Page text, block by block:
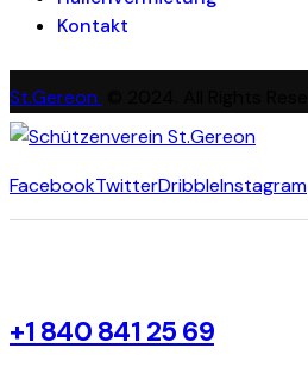
Kontakt
St.Gereon
FacebookTwitterDribbleInstagram
+1 840 841 25 69